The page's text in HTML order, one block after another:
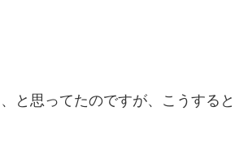
と思ってたのですが、こうすると